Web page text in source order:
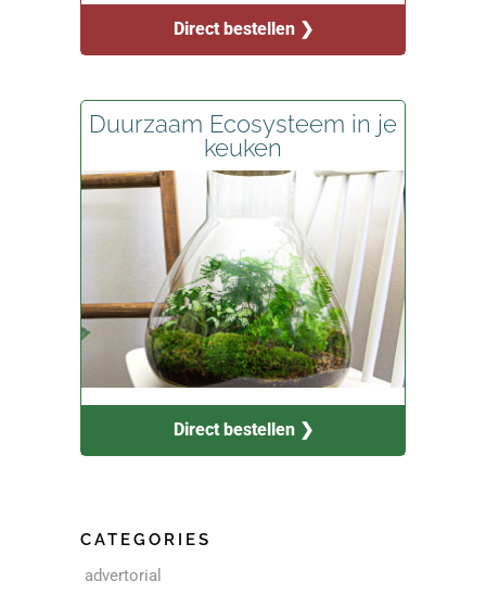
Direct bestellen ❯
Duurzaam Ecosysteem in je
keuken
Direct bestellen ❯
CATEGORIES
advertorial